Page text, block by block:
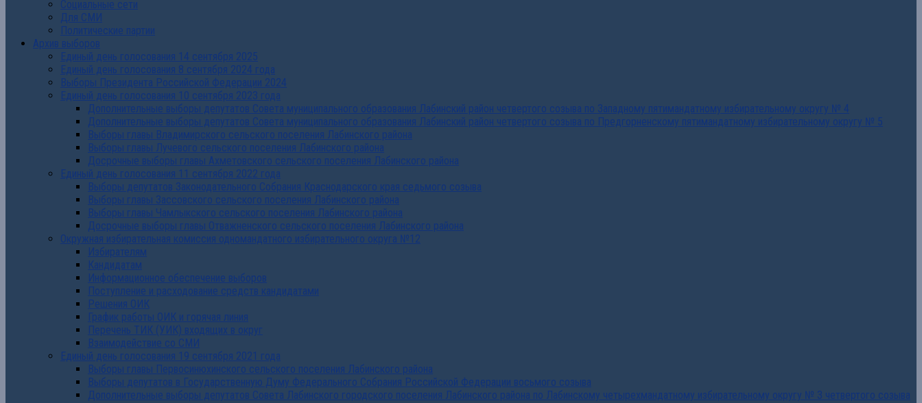
Социальные сети
Для СМИ
Политические партии
Архив выборов
Единый день голосования 14 сентября 2025
Единый день голосования 8 сентября 2024 года
Выборы Президента Российской Федерации 2024
Единый день голосования 10 сентября 2023 года
Дополнительные выборы депутатов Совета муниципального образования Лабинский район четвертого созыва по Западному пятимандатному избирательному округу № 4
Дополнительные выборы депутатов Совета муниципального образования Лабинский район четвертого созыва по Предгорненскому пятимандатному избирательному округу № 5
Выборы главы Владимирского сельского поселения Лабинского района
Выборы главы Лучевого сельского поселения Лабинского района
Досрочные выборы главы Ахметовского сельского поселения Лабинского района
Единый день голосования 11 сентября 2022 года
Выборы депутатов Законодательного Собрания Краснодарского края седьмого созыва
Выборы главы Зассовского сельского поселения Лабинского района
Выборы главы Чамлыкского сельского поселения Лабинского района
Досрочные выборы главы Отважненского сельского поселения Лабинского района
Окружная избирательная комиссия одномандатного избирательного округа №12
Избирателям
Кандидатам
Информационное обеспечение выборов
Поступление и расходование средств кандидатами
Решения ОИК
График работы ОИК и горячая линия
Перечень ТИК (УИК) входящих в округ
Взаимодействие со СМИ
Единый день голосования 19 сентября 2021 года
Выборы главы Первосинюхинского сельского поселения Лабинского района
Выборы депутатов в Государственную Думу Федерального Собрания Российской Федерации восьмого созыва
Дополнительные выборы депутатов Совета Лабинского городского поселения Лабинского района по Лабинскому четырехмандатному избирательному округу № 3 четвертого созыва